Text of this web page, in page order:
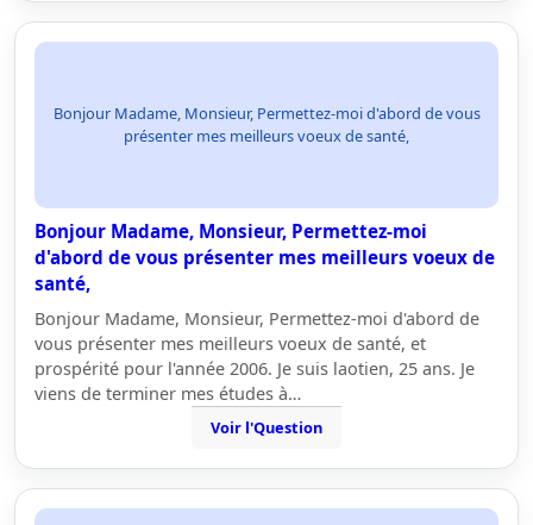
Bonjour Madame, Monsieur, Permettez-moi d'abord de vous
présenter mes meilleurs voeux de santé,
Bonjour Madame, Monsieur, Permettez-moi
d'abord de vous présenter mes meilleurs voeux de
santé,
Bonjour Madame, Monsieur, Permettez-moi d'abord de
vous présenter mes meilleurs voeux de santé, et
prospérité pour l'année 2006. Je suis laotien, 25 ans. Je
viens de terminer mes études à…
Voir l'Question